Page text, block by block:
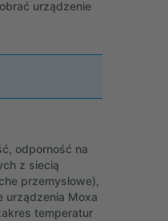
urządzenie
odporność na
z siecią
przemysłowe),
urządzenia Moxa
temperatur